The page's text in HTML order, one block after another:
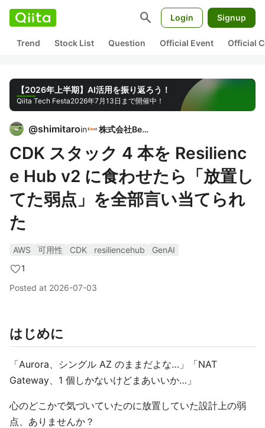
search Login Signup
Trend Stock List Question Official Event Official
【2026年上半期】AI活用を振り返ろう！
Qiita Tech Festa2026年7月13日まで開催中！
@shimitaroin 株式会社BeeX
CDK スタック 4 本を Resilienc
e Hub v2 に食わせたら「放置し
てた弱点」を全部言い当てられ
た
AWS 可用性 CDK resiliencehub
GenAI
1
Posted at 2026-07-03
はじめに
「Aurora、シングル AZ のままだよな…」「NAT
Gateway、1 個しかないけどまあいいか…」
心のどこかで気づいていたのに放置していた設計上の弱
点、ありませんか？